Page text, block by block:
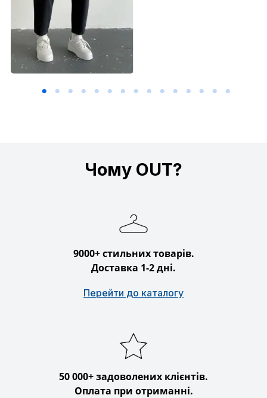
Чому OUT?
9000+ стильних товарів.
Доставка 1-2 дні.
Перейти до каталогу
50 000+ задоволених клієнтів.
Оплата при отриманні.